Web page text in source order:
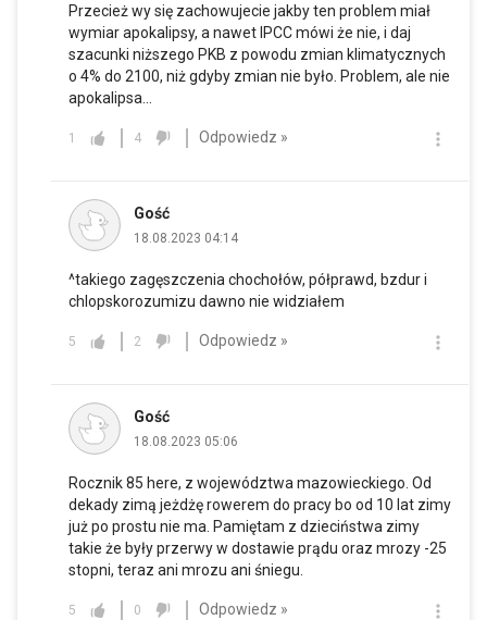
Przecież wy się zachowujecie jakby ten problem miał
wymiar apokalipsy, a nawet IPCC mówi że nie, i daj
szacunki niższego PKB z powodu zmian klimatycznych
o 4% do 2100, niż gdyby zmian nie było. Problem, ale nie
apokalipsa...
1 4 Odpowiedz »
Gość
18.08.2023 04:14
^takiego zagęszczenia chochołów, półprawd, bzdur i
chlopskorozumizu dawno nie widziałem
5 2 Odpowiedz »
Gość
18.08.2023 05:06
Rocznik 85 here, z województwa mazowieckiego. Od
dekady zimą jeżdżę rowerem do pracy bo od 10 lat zimy
już po prostu nie ma. Pamiętam z dzieciństwa zimy
takie że były przerwy w dostawie prądu oraz mrozy -25
stopni, teraz ani mrozu ani śniegu.
5 0 Odpowiedz »